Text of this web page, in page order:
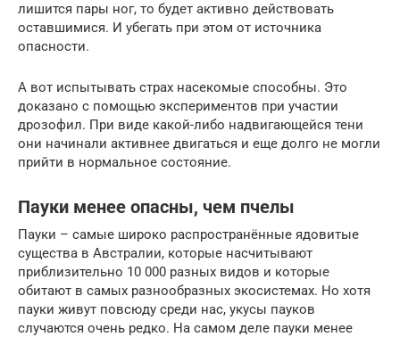
лишится пары ног, то будет активно действовать
оставшимися. И убегать при этом от источника
опасности.
А вот испытывать страх насекомые способны. Это
доказано с помощью экспериментов при участии
дрозофил. При виде какой-либо надвигающейся тени
они начинали активнее двигаться и еще долго не могли
прийти в нормальное состояние.
Пауки менее опасны, чем пчелы
Пауки – самые широко распространённые ядовитые
существа в Австралии, которые насчитывают
приблизительно 10 000 разных видов и которые
обитают в самых разнообразных экосистемах. Но хотя
пауки живут повсюду среди нас, укусы пауков
случаются очень редко. На самом деле пауки менее